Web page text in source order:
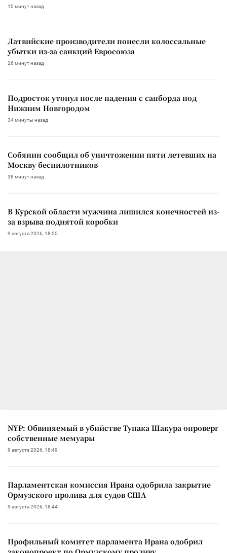
10 минут назад
Латвийские производители понесли колоссальные
убытки из-за санкций Евросоюза
26 минут назад
Подросток утонул после падения с сапборда под
Нижним Новгородом
34 минуты назад
Собянин сообщил об уничтожении пяти летевших на
Москву беспилотников
38 минут назад
В Курской области мужчина лишился конечностей из-
за взрыва поднятой коробки
9 августа 2026, 18:55
NYP: Обвиняемый в убийстве Тупака Шакура опроверг
собственные мемуары
9 августа 2026, 18:49
Парламентская комиссия Ирана одобрила закрытие
Ормузского пролива для судов США
9 августа 2026, 18:44
Профильный комитет парламента Ирана одобрил